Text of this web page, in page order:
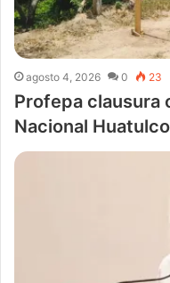
agosto 4, 2026 0 23
Profepa clausura
Nacional